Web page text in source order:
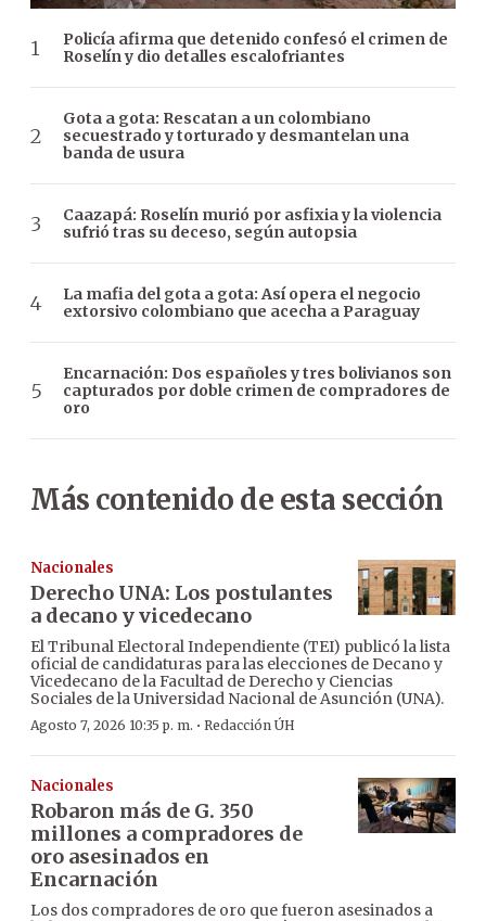
Policía afirma que detenido confesó el crimen de
Roselín y dio detalles escalofriantes
Gota a gota: Rescatan a un colombiano
secuestrado y torturado y desmantelan una
banda de usura
Caazapá: Roselín murió por asfixia y la violencia
sufrió tras su deceso, según autopsia
La mafia del gota a gota: Así opera el negocio
extorsivo colombiano que acecha a Paraguay
Encarnación: Dos españoles y tres bolivianos son
capturados por doble crimen de compradores de
oro
Más contenido de esta sección
Nacionales
Derecho UNA: Los postulantes
a decano y vicedecano
El Tribunal Electoral Independiente (TEI) publicó la lista
oficial de candidaturas para las elecciones de Decano y
Vicedecano de la Facultad de Derecho y Ciencias
Sociales de la Universidad Nacional de Asunción (UNA).
Agosto 7, 2026 10:35 p. m. · Redacción ÚH
Nacionales
Robaron más de G. 350
millones a compradores de
oro asesinados en
Encarnación
Los dos compradores de oro que fueron asesinados a